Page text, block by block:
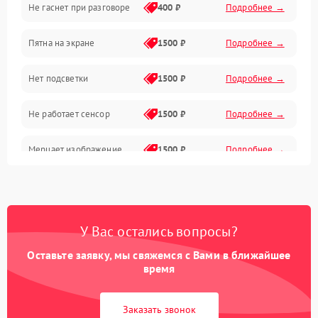
Зарядка
Проблемы с питанием, зарядкой и аккумулятором
Проблемы с работой системы, корпусом и другие
Не гаснет при разговоре 400 ₽ Подробнее →
Пятна на экране 1500 ₽ Подробнее →
Нет подсветки 1500 ₽ Подробнее →
Не работает сенсор 1500 ₽ Подробнее →
Мерцает изображение 1500 ₽ Подробнее →
У Вас остались вопросы?
Оставьте заявку, мы свяжемся с Вами в ближайшее
время
Заказать звонок